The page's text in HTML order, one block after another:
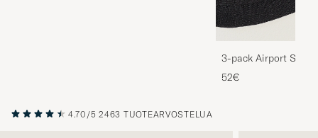
3-pack Airport
Melange
52€
4.70/5 2463 TUOTEARVOSTELUA